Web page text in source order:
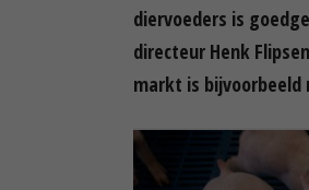
diervoeders is
directeur Henk
markt is bijvoorbeeld